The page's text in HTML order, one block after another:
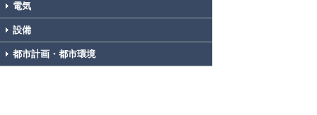
電気
設備
都市計画・都市環境